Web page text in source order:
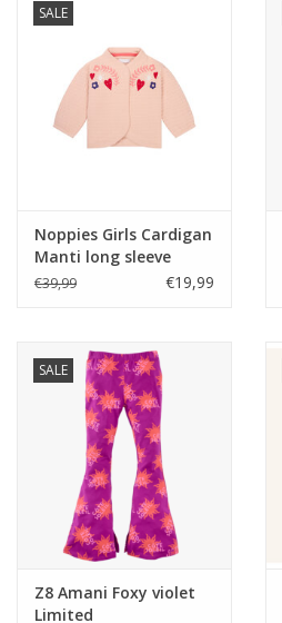
SALE
Noppies Girls Cardigan
Manti long sleeve
Evening Sand Z25
€39,99 €19,99
SALE
Z8 Amani Foxy violet
Limited